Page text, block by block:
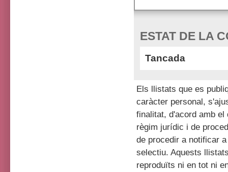
ESTAT DE LA
Tancada
Els llistats que es
caràcter personal,
finalitat, d'acord amb el
règim jurídic i de
de procedir a notificar
selectiu. Aquests
reproduïts ni en tot ni